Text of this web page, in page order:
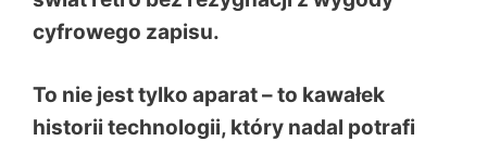
cyfrowego zapisu.
To nie jest tylko aparat – to kawałek
historii technologii, który nadal potrafi